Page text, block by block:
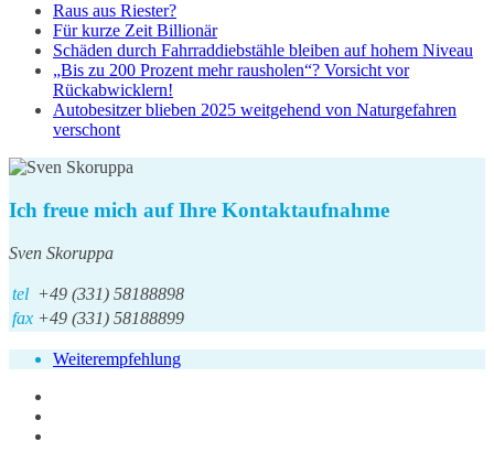
Raus aus Riester?
Für kurze Zeit Billionär
Schäden durch Fahrraddiebstähle bleiben auf hohem Niveau
„Bis zu 200 Prozent mehr rausholen“? Vorsicht vor
Rückabwicklern!
Autobesitzer blieben 2025 weitgehend von Naturgefahren
verschont
Ich freue mich auf Ihre Kontaktaufnahme
Sven Skoruppa
tel +49 (331) 58188898
fax +49 (331) 58188899
Weiterempfehlung